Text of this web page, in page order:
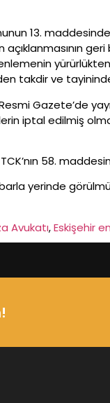
13.
takdir ve
Gazete’de
iptal edilmiş
58.
yerinde
Avukatı, Eskişehir